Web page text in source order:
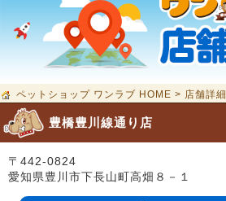
ペットショップ ワンラブ HOME > 店舗詳細
豊橋豊川線通り店
〒442-0824
愛知県豊川市下長山町高畑８－１